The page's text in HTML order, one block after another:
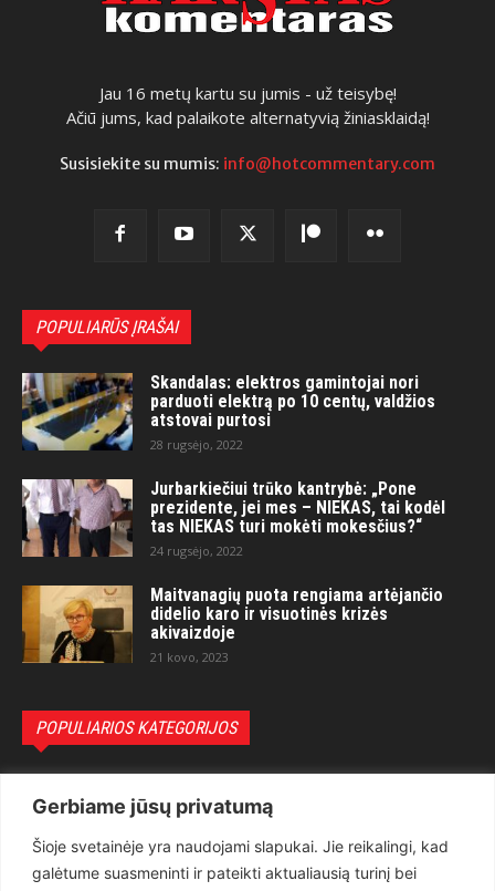
Gerbiame jūsų privatumą
Šioje svetainėje yra naudojami slapukai. Jie reikalingi, kad
galėtume suasmeninti ir pateikti aktualiausią turinį bei
Jau 16 metų kartu su jumis - už teisybę!
Ačiū jums, kad palaikote alternatyvią žiniasklaidą!
Susisiekite su mumis: info@hotcommentary.com
POPULIARŪS ĮRAŠAI
Skandalas: elektros gamintojai nori
parduoti elektrą po 10 centų, valdžios
atstovai purtosi
28 rugsėjo, 2022
Jurbarkiečiui trūko kantrybė: „Pone
prezidente, jei mes – NIEKAS, tai kodėl
tas NIEKAS turi mokėti mokesčius?“
24 rugsėjo, 2022
Maitvanagių puota rengiama artėjančio
didelio karo ir visuotinės krizės
akivaizdoje
21 kovo, 2023
POPULIARIOS KATEGORIJOS
Teisėsauga
1497